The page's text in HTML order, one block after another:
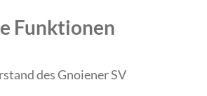
Funktionen
des Gnoiener SV